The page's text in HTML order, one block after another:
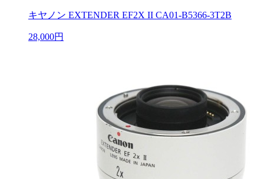
キヤノン EXTENDER EF2X II CA01-B5366-3T2B
28,000円